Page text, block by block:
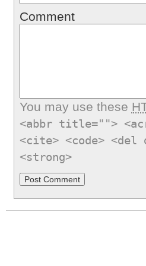
Comment
You may use these
<abbr title="">
<cite> <code>
<strong>